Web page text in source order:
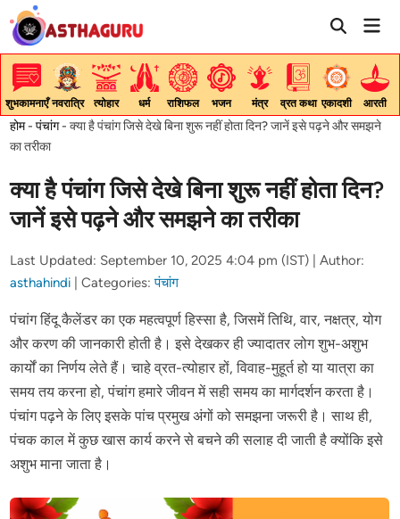
Skip
content
शुभकामनाएँ नवरात्रि त्योहार धर्म राशिफल भजन मंत्र व्रत कथा एकादशी आरती
होम-पंचांग-क्या है पंचांग जिसे देखे बिना शुरू नहीं होता दिन? जानें इसे पढ़ने और समझने
का तरीका
क्या है पंचांग जिसे देखे बिना शुरू नहीं होता दिन?
जानें इसे पढ़ने और समझने का तरीका
Last Updated: September 10, 2025 4:04 pm (IST) |
Author:
asthahindi
Categories:पंचांग
पंचांग हिंदू कैलेंडर का एक महत्वपूर्ण हिस्सा है, जिसमें तिथि, वार, नक्षत्र, योग
और करण की जानकारी होती है। इसे देखकर ही ज्यादातर लोग शुभ-अशुभ
कार्यों का निर्णय लेते हैं। चाहे व्रत-त्योहार हों, विवाह-मुहूर्त हो या यात्रा का
समय तय करना हो, पंचांग हमारे जीवन में सही समय का मार्गदर्शन करता है।
पंचांग पढ़ने के लिए इसके पांच प्रमुख अंगों को समझना जरूरी है। साथ ही,
पंचक काल में कुछ खास कार्य करने से बचने की सलाह दी जाती है क्योंकि इसे
अशुभ माना जाता है।